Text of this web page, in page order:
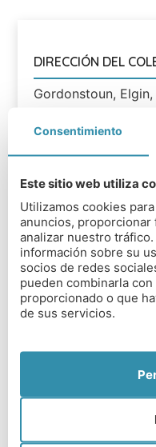
DIRECCIÓN DEL
Gordonstoun,
TIPO DE COLEGIO
Mixto
RANGO EDAD
6 a 18 años.
DISTANCIA DESDE
Aberdeen -
DISTANCIA DESDE
TRADICIÓN
NÚMERO DE
Consentimiento
Este sitio web utiliza
Utilizamos cookies
anuncios,
analizar nuestro
información sobre su
socios de redes
pueden combinarla
proporcionado o que
de sus servicios.